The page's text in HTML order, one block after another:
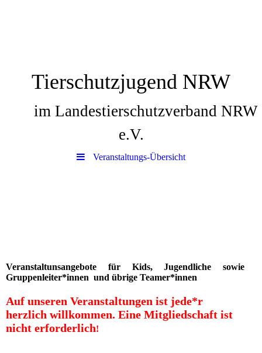
Tierschutzjugend NRW
im Landestierschutzverband NRW
e.V.
Veranstaltungs-Übersicht
Veranstaltunsangebote für Kids, Jugendliche sowie
Gruppenleiter*innen und übrige Teamer*innen
Auf unseren Veranstaltungen ist jede*r
herzlich willkommen. Eine Mitgliedschaft ist
nicht erforderlich!